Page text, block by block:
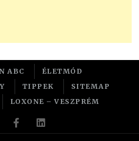
ABC
ÉLETMÓD
TIPPEK
SITEMAP
LOXONE – VESZPRÉM